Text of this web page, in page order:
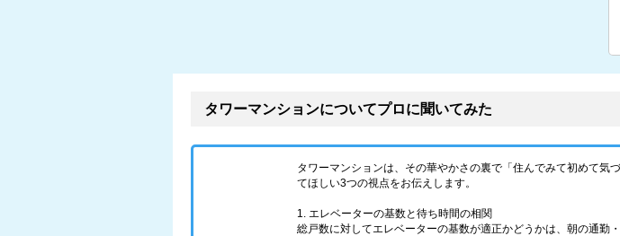
タワーマンションについてプロに聞いてみた
タワーマンションは、その華やかさの裏で「住んでみて初めて気
てほしい3つの視点をお伝えします。
1. エレベーターの基数と待ち時間の相関
総戸数に対してエレベーターの基数が適正かどうかは、朝の通勤